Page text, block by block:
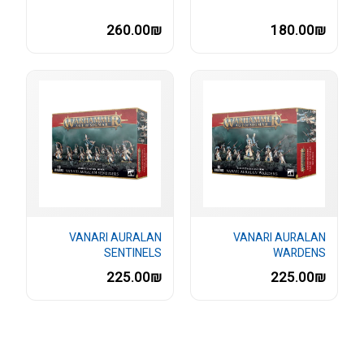
180.00₪
260.00₪
VANARI AURALAN
WARDENS
225.00₪
VANARI AURALAN
SENTINELS
225.00₪